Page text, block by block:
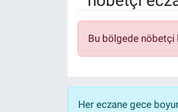
Bu bölgede nöbetçi
Her eczane gece